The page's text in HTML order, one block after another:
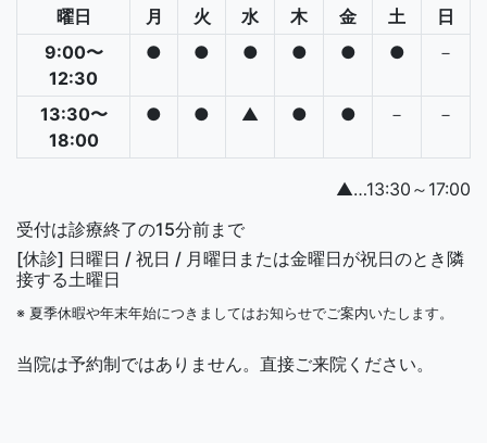
曜日 月 火 水 木 金 土
日
9:00〜
12:30
● ● ● ● ● ● －
13:30〜
18:00
● ● ▲ ● ● － －
▲…13:30～17:00
受付は診療終了の15分前まで
[休診] 日曜日 / 祝日 / 月曜日または金曜日が祝日のとき隣
接する土曜日
※ 夏季休暇や年末年始につきましてはお知らせでご案内いたします。
当院は予約制ではありません。直接ご来院ください。